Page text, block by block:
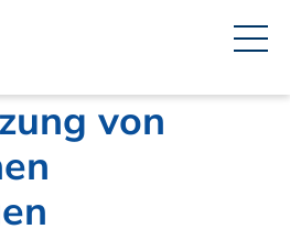
von